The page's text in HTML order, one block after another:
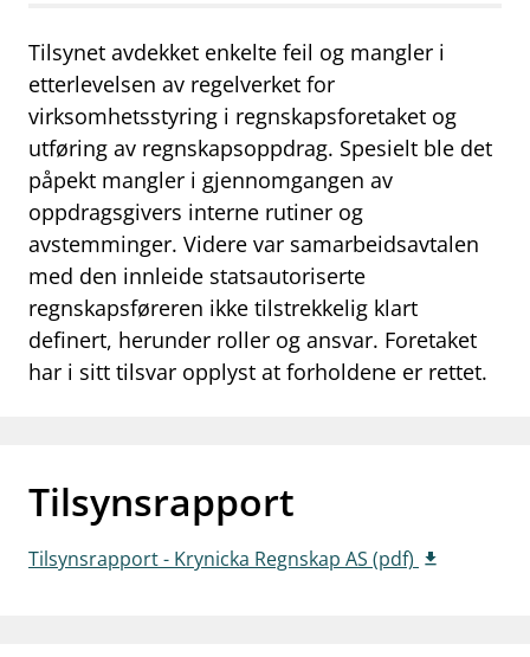
businessOm Finanstilsynet
mail_outlineKontakt oss
work_outlineJobb hos oss
dashboardInformasjon for investorer
notifications_noneAbonner på nyhetsvarsel
Tilsynet avdekket enkelte feil og mangler i
etterlevelsen av regelverket for
virksomhetsstyring i regnskapsforetaket og
utføring av regnskapsoppdrag. Spesielt ble det
påpekt mangler i gjennomgangen av
oppdragsgivers interne rutiner og
avstemminger. Videre var samarbeidsavtalen
med den innleide statsautoriserte
regnskapsføreren ikke tilstrekkelig klart
definert, herunder roller og ansvar. Foretaket
har i sitt tilsvar opplyst at forholdene er rettet.
Tilsynsrapport
Tilsynsrapport - Krynicka Regnskap AS (pdf)